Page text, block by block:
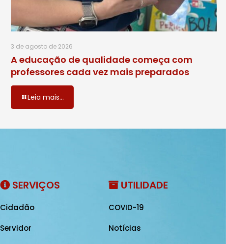
3 de agosto de 2026
A educação de qualidade começa com
professores cada vez mais preparados
Leia mais...
SERVIÇOS
Cidadão
Servidor
UTILIDADE
COVID-19
Notícias